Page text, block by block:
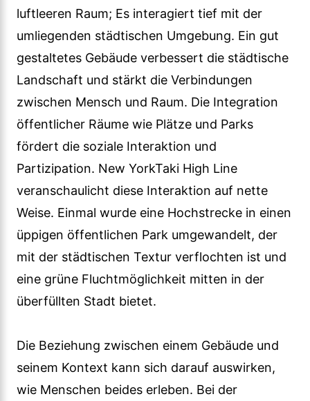
luftleeren Raum; Es interagiert tief mit der
umliegenden städtischen Umgebung. Ein gut
gestaltetes Gebäude verbessert die städtische
Landschaft und stärkt die Verbindungen
zwischen Mensch und Raum. Die Integration
öffentlicher Räume wie Plätze und Parks
fördert die soziale Interaktion und
Partizipation. New YorkTaki High Line
veranschaulicht diese Interaktion auf nette
Weise. Einmal wurde eine Hochstrecke in einen
üppigen öffentlichen Park umgewandelt, der
mit der städtischen Textur verflochten ist und
eine grüne Fluchtmöglichkeit mitten in der
überfüllten Stadt bietet.
Die Beziehung zwischen einem Gebäude und
seinem Kontext kann sich darauf auswirken,
wie Menschen beides erleben. Bei der